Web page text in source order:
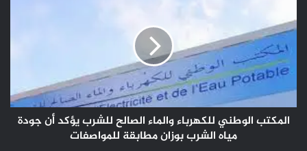
للكهرباء
والماء
الصالح
للشرب
يؤكد
أن
جودة
مياه
المكتب الوطني للكهرباء والماء الصالح للشرب يؤكد أن جودة
مياه الشرب بوزان مطابقة للمواصفات